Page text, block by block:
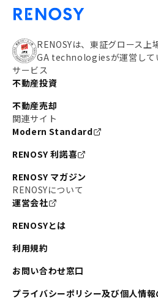
RENOSYは、東証グロース上
GA technologiesが運営して
サービス
不動産投資
不動産売却
関連サイト
Modern Standard
RENOSY 利諾喜
RENOSY マガジン
RENOSYについて
運営会社
RENOSYとは
利用規約
お問い合わせ窓口
プライバシーポリシー及び個人情